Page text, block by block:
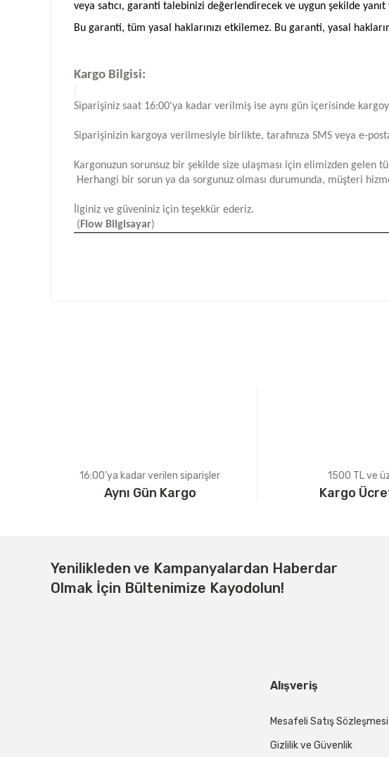
veya satıcı, garanti talebinizi değerlendirecek ve uygun şekilde yanıt
Bu garanti, tüm yasal haklarınızı etkilemez. Bu garanti, yasal
Kargo Bilgisi:
Siparişiniz saat 16:00'ya kadar verilmiş ise aynı gün içerisinde
Siparişinizin kargoya verilmesiyle birlikte, tarafınıza SMS veya e-
Kargonuzun sorunsuz bir şekilde size ulaşması için elimizden gelen
Herhangi bir sorun ya da sorgunuz olması durumunda, müşteri
İlginiz ve güveniniz için teşekkür ederiz.
( Flow Bilgisayar)
16:00’ya kadar verilen siparişler
Aynı Gün Kargo
1500 TL ve
Kargo
Yenilikleden ve Kampanyalardan Haberdar
Olmak İçin Bültenimize Kayodolun!
Alışveriş
Mesafeli Satış Sözleşmesi
Gizlilik ve Güvenlik